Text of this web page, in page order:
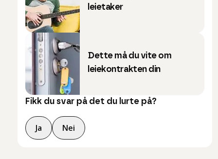
leietaker
Dette må du vite om
leiekontrakten din
Fikk du svar på det du lurte på?
Ja Nei